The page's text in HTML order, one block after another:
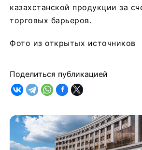
казахстанской продукции за
торговых барьеров.
Фото из открытых источников
Поделиться публикацией